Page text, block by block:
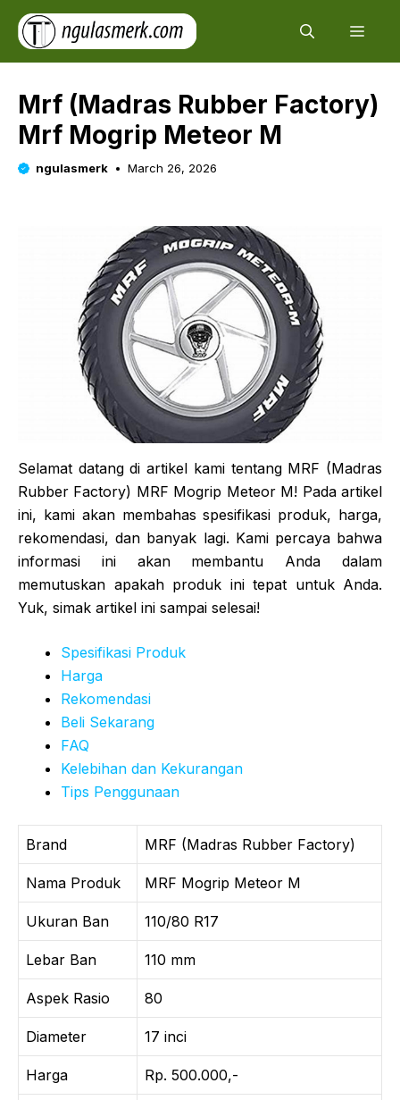
Skip
content
Mrf (Madras Rubber Factory)
Mrf Mogrip Meteor M
ngulasmerk March 26, 2026
Selamat datang di artikel kami tentang MRF (Madras
Rubber Factory) MRF Mogrip Meteor M! Pada artikel
ini, kami akan membahas spesifikasi produk, harga,
rekomendasi, dan banyak lagi. Kami percaya bahwa
informasi ini akan membantu Anda dalam
memutuskan apakah produk ini tepat untuk Anda.
Yuk, simak artikel ini sampai selesai!
Spesifikasi Produk
Harga
Rekomendasi
Beli Sekarang
FAQ
Kelebihan dan Kekurangan
Tips Penggunaan
Brand MRF (Madras Rubber Factory)
Nama Produk MRF Mogrip Meteor M
Ukuran Ban 110/80 R17
Lebar Ban 110 mm
Aspek Rasio 80
Diameter 17 inci
Harga Rp. 500.000,-